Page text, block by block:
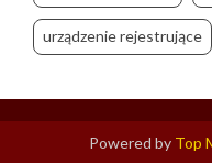
urządzenie rejestrujące
Powered by Top